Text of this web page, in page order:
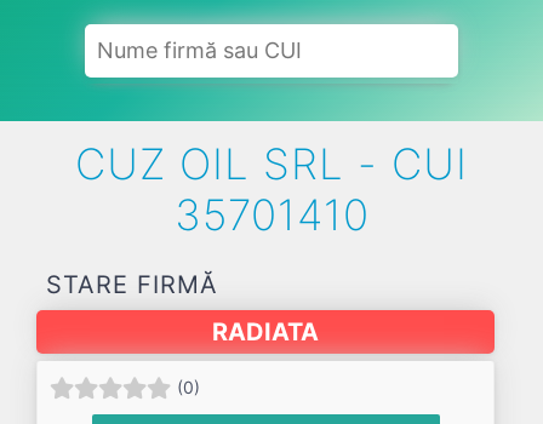
CUZ OIL SRL - CUI
35701410
STARE FIRMĂ
RADIATA
(0)